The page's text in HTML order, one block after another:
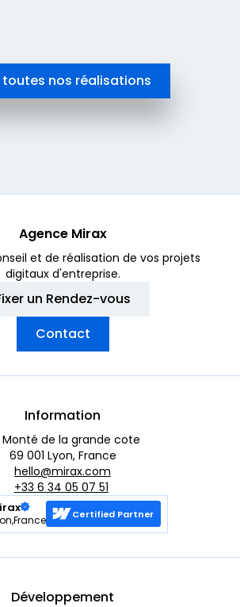
toutes nos réalisations
Agence Mirax
et de réalisation de vos projets
digitaux d'entreprise.
un Rendez-vous
Contact
Développement
Information
Monté de la grande cote
69 001 Lyon, France
hello@mirax.com
+33 6 34 05 07 51
Certified Partner